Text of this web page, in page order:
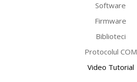
Software
Firmware
Biblioteci
Protocolul COM
Video Tutorial